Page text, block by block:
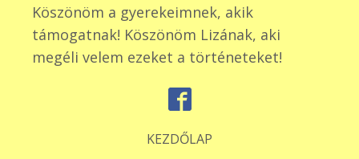
Köszönöm a gyerekeimnek, akik
támogatnak! Köszönöm Lizának, aki
megéli velem ezeket a történeteket!
KEZDŐLAP